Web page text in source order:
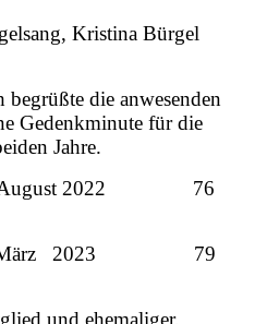
Kristina Bürgel
die anwesenden
Gedenkminute für die
Jahre.
2022 76
2023 79
und ehemaliger,